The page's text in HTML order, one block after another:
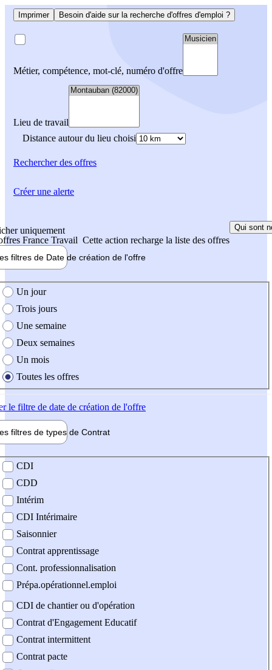
Imprimer Besoin d'aide sur la recherche d'offres d'emploi ?
Métier, compétence, mot-clé, numéro d'offre
Lieu de travail
Distance autour du lieu choisi
Rechercherdes offres
uniquement
France Travail Cette action recharge la liste des offres
Qui sont
filtres de Date de création de l'offre
création de l'offre
Un jour
Trois jours
Une semaine
Deux semaines
Un mois
Toutes les offres
le filtre de date de création de l'offre
filtres de types de Contrat
contrat
CDI
CDD
Intérim
CDI Intérimaire
Saisonnier
Contrat apprentissage
Cont. professionnalisation
Prépa.opérationnel.emploi
CDI de chantier ou d'opération
Contrat d'Engagement Educatif
Contrat intermittent
Contrat pacte
Créer une alerte